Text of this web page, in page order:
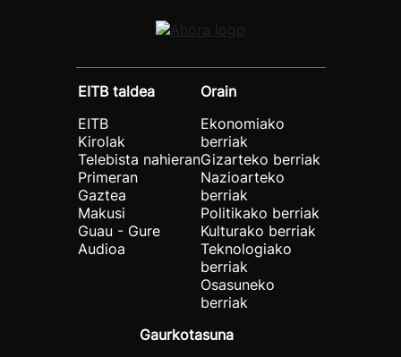
EITB taldea
EITB
Kirolak
Telebista nahieran
Primeran
Gaztea
Makusi
Guau - Gure
Audioa
Orain
Ekonomiako
berriak
Gizarteko berriak
Nazioarteko
berriak
Politikako berriak
Kulturako berriak
Teknologiako
berriak
Osasuneko
berriak
Gaurkotasuna